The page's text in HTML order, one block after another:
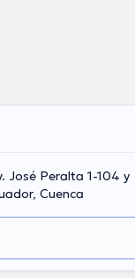
José Peralta 1-104 y
Cuenca